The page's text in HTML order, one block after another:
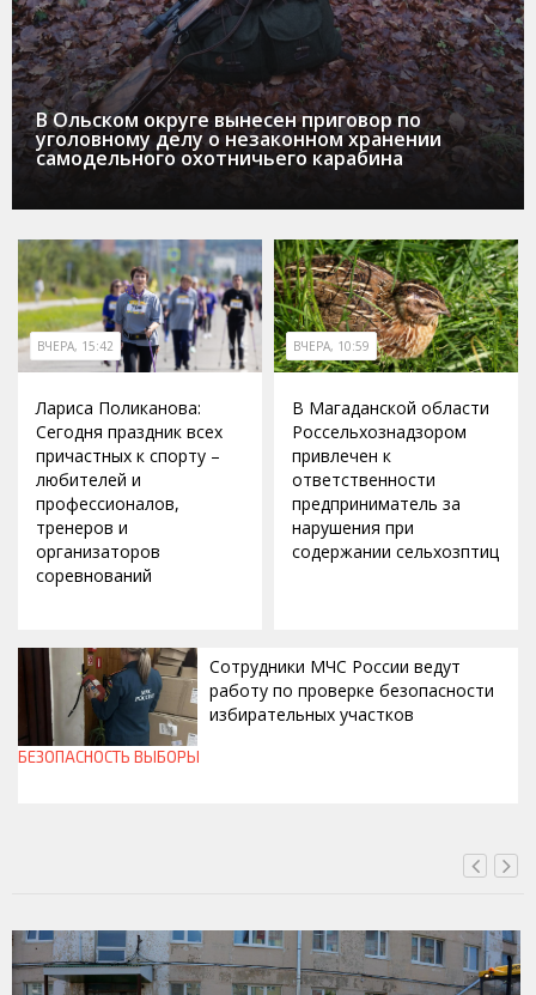
В Ольском округе вынесен приговор по
уголовному делу о незаконном хранении
самодельного охотничьего карабина
ВЧЕРА, 15:42
Лариса Поликанова:
Сегодня праздник всех
причастных к спорту –
любителей и
профессионалов,
тренеров и
организаторов
соревнований
ВЧЕРА, 10:59
В Магаданской области
Россельхознадзором
привлечен к
ответственности
предприниматель за
нарушения при
содержании сельхозптиц
Сотрудники МЧС России ведут
работу по проверке безопасности
избирательных участков
БЕЗОПАСНОСТЬ ВЫБОРЫ